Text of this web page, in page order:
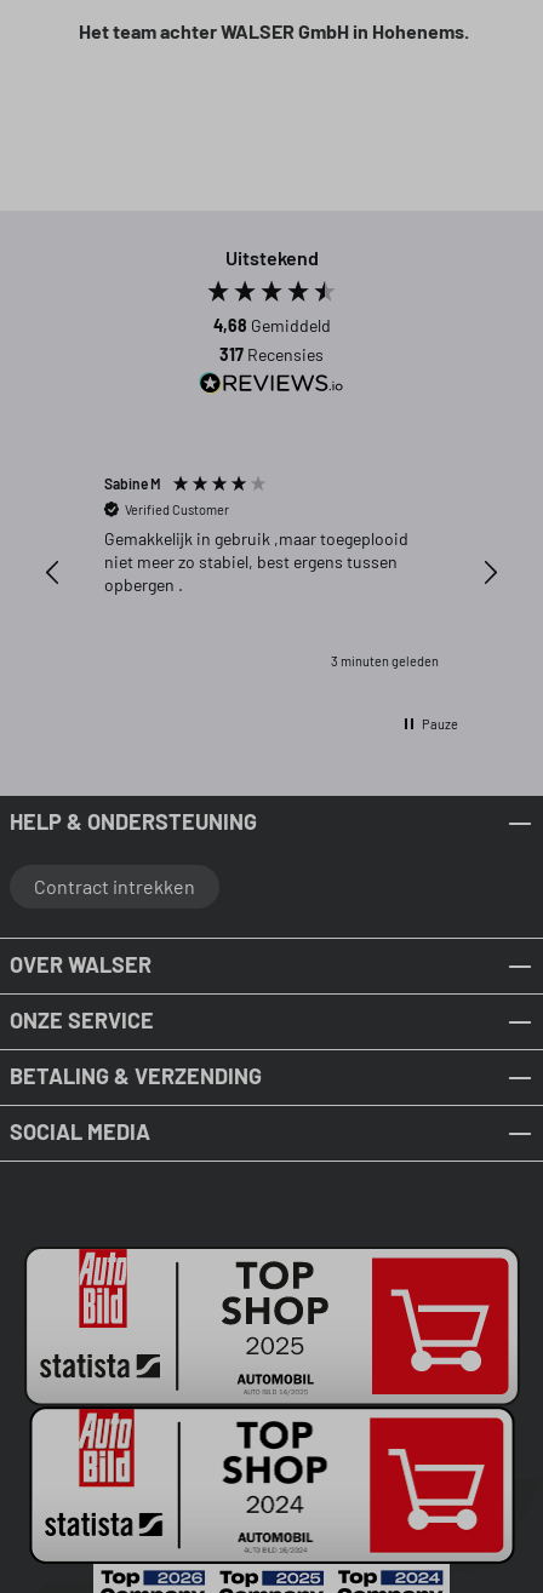
Het team achter WALSER GmbH in Hohenems.
Uitstekend
4,68 Gemiddeld
317 Recensies
Sabine M
Verified Customer
Gemakkelijk in gebruik ,maar toegeplooid
niet meer zo stabiel, best ergens tussen
opbergen .
3 minuten geleden
Pauze
HELP & ONDERSTEUNING
Contract intrekken
OVER WALSER
ONZE SERVICE
BETALING & VERZENDING
SOCIAL MEDIA